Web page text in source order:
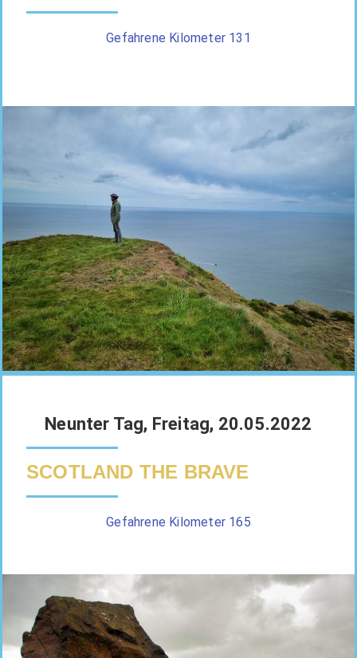
Gefahrene Kilometer 131
Neunter Tag, Freitag, 20.05.2022
SCOTLAND THE BRAVE
Gefahrene Kilometer 165